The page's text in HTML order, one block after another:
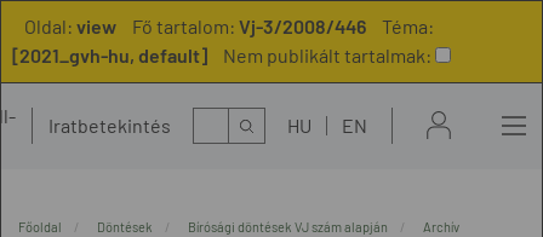
Oldal: view Fő tartalom: Vj-3/2008/446
Téma:
[2021_gvh-hu, default]
Nem publikált tartalmak:
Iratbetekintés Kereső HU EN
Főoldal Döntések Bírósági döntések VJ szám alapján
Archív